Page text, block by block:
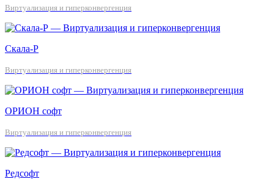
Виртуализация и гиперконвергенция
Скала-Р
Виртуализация и гиперконвергенция
ОРИОН софт
Виртуализация и гиперконвергенция
Редсофт